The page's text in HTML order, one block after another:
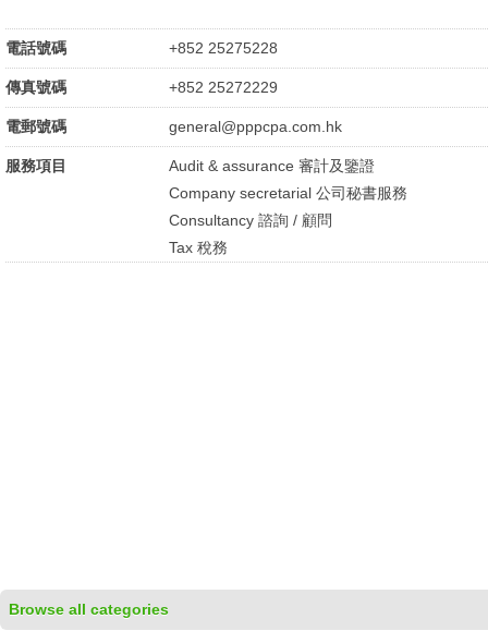
電話號碼 +852 25275228
傳真號碼 +852 25272229
電郵號碼 general@pppcpa.com.hk
服務項目
Audit & assurance 審計及鑒證
Company secretarial 公司秘書服務
Consultancy 諮詢 / 顧問
Tax 稅務
Browse all categories